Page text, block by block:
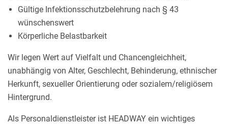
Gültige Infektionsschutzbelehrung nach § 43
wünschenswert
Körperliche Belastbarkeit
Wir legen Wert auf Vielfalt und Chancengleichheit,
unabhängig von Alter, Geschlecht, Behinderung, ethnischer
Herkunft, sexueller Orientierung oder sozialem/religiösem
Hintergrund.
Als Personaldienstleister ist HEADWAY ein wichtiges